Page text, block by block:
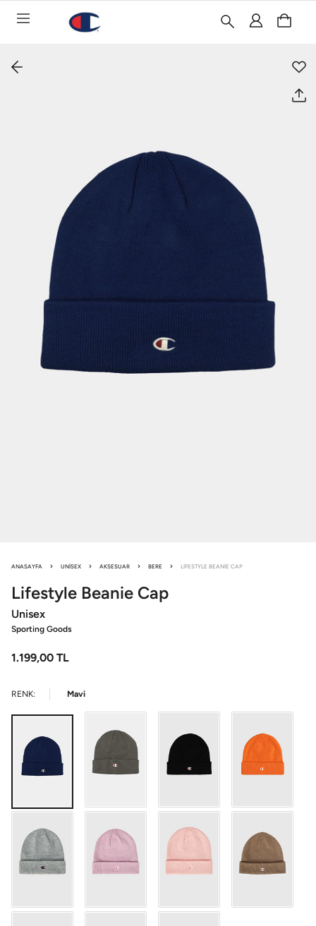
ANASAYFA UNISEX AKSESUAR BERE LIFESTYLE BEANIE CAP
Lifestyle Beanie Cap
Unisex
Sporting Goods
1.199,00 TL
RENK: Mavi